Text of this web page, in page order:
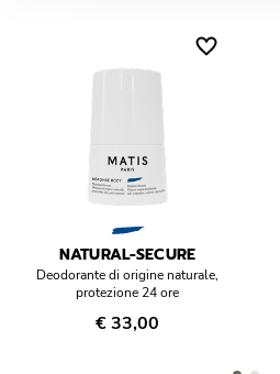
NATURAL-SECURE
Deodorante di origine naturale,
protezione 24 ore
€ 33,00